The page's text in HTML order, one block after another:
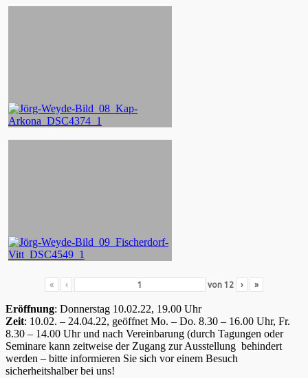
« ‹ von 12 › »
Eröffnung: Donnerstag 10.02.22, 19.00 Uhr
Zeit: 10.02. – 24.04.22, geöffnet Mo. – Do. 8.30 – 16.00 Uhr, Fr.
8.30 – 14.00 Uhr und nach Vereinbarung (durch Tagungen oder
Seminare kann zeitweise der Zugang zur Ausstellung behindert
werden – bitte informieren Sie sich vor einem Besuch
sicherheitshalber bei uns!